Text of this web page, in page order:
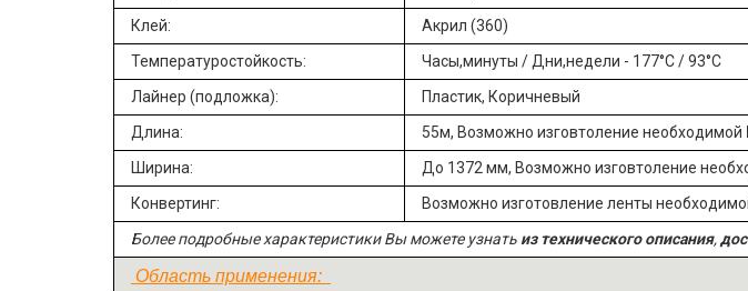
Клей:
Акрил (360)
Температуростойкость:
Часы,минуты / Дни,недели - 177°C / 93°C
Лайнер (подложка):
Пластик, Коричневый
Длина:
55м, Возможно изговтоление необходимой
Ширина:
До 1372 мм, Возможно изговтоление
Конвертинг:
Возможно изготовление ленты
Более подробные характеристики Вы можете узнать из технического описания,
Область применения: